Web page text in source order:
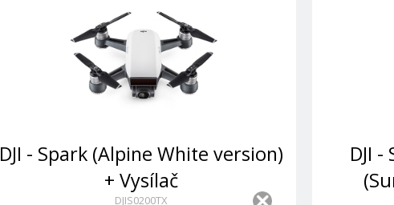
DJI - Spark (Alpine White version)
+ Vysílač
DJIS0200TX
DJI